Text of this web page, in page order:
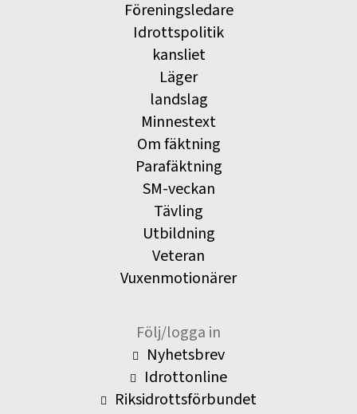
Föreningsledare
Idrottspolitik
kansliet
Läger
landslag
Minnestext
Om fäktning
Parafäktning
SM-veckan
Tävling
Utbildning
Veteran
Vuxenmotionärer
Följ/logga in
Nyhetsbrev
Idrottonline
Riksidrottsförbundet